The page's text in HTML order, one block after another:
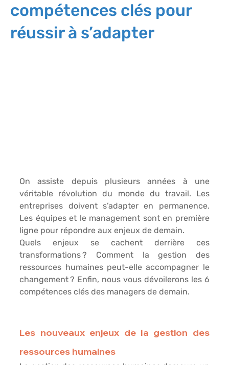
compétences clés pour
réussir à s’adapter
On assiste depuis plusieurs années à une
véritable révolution du monde du travail. Les
entreprises doivent s’adapter en permanence.
Les équipes et le management sont en première
ligne pour répondre aux enjeux de demain.
Quels enjeux se cachent derrière ces
transformations ? Comment la gestion des
ressources humaines peut-elle accompagner le
changement ? Enfin, nous vous dévoilerons les 6
compétences clés des managers de demain.
Les nouveaux enjeux de la gestion des
ressources humaines